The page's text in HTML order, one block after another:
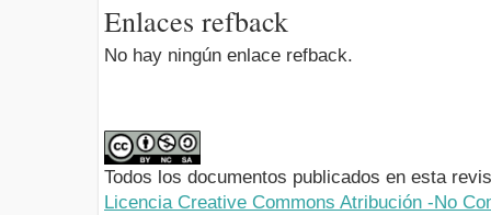
Enlaces refback
No hay ningún enlace refback.
Todos los documentos publicados en esta
Licencia Creative Commons Atribución -No